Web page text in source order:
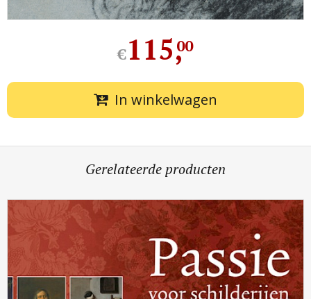
€115,
00
In winkelwagen
Gerelateerde producten